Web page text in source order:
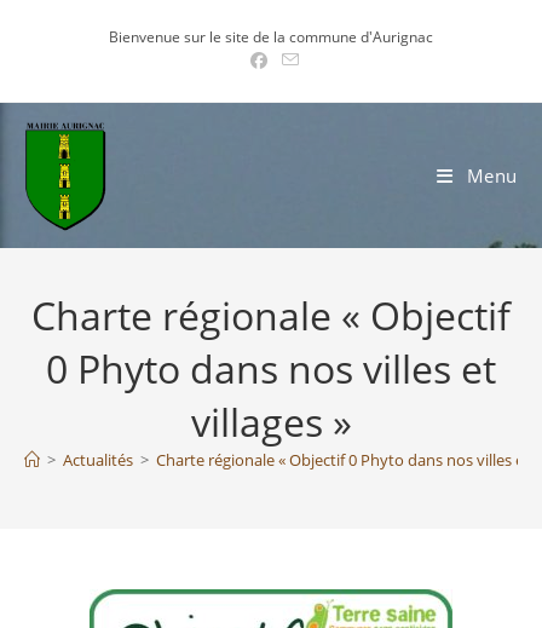
Bienvenue sur le site de la commune d'Aurignac
Menu
Charte régionale « Objectif
0 Phyto dans nos villes et
villages »
> Actualités > Charte régionale « Objectif 0 Phyto dans nos villes et